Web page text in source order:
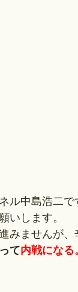
ル中島浩二で
いします。
みませんが、
て内戦になる。